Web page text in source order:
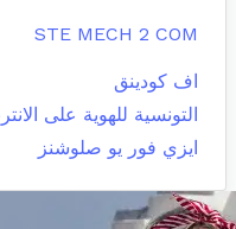
STE MECH 2 COM
اف كودينق
التونسية للهوية على
ايزي فور يو صلوشنز